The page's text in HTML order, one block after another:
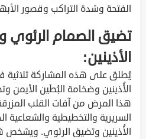
الفتحة وشدة التراكب وقصور
تضيق الصمام الرئوي
الأذينين:
يُطلق على هذه المشاركة ثلاثية
الأُذينين وضخامة البُطَين الأيمن
هذا المرض من آفات القلب
السريرية والتخطيطية والشعاعية
الأُذينين وتضيق الرئوي. ويشخص